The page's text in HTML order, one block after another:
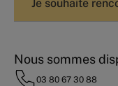
Je souhaite
Nous sommes
03 80 67 30 88